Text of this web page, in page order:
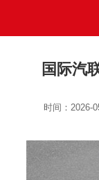
国际汽
时间：2026-